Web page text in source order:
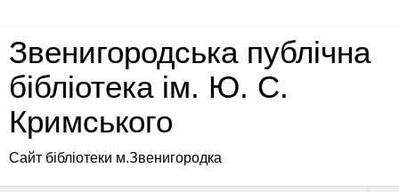
Звенигородська публічна
бібліотека ім. Ю. С.
Кримського
Сайт бібліотеки м.Звенигородка